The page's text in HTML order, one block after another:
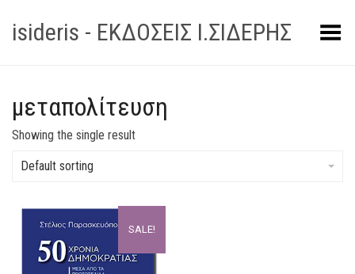
isideris - ΕΚΔΟΣΕΙΣ Ι.ΣΙΔΕΡΗΣToggle Menu
μεταπολίτευση
Showing the single result
Default sorting
SALE!